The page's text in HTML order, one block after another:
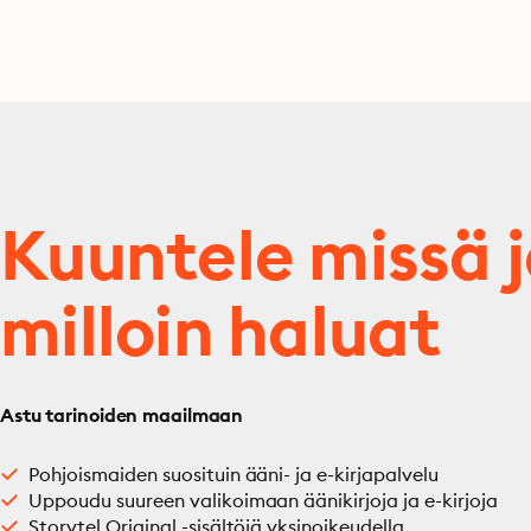
Kuuntele missä
milloin haluat
Astu tarinoiden maailmaan
Pohjoismaiden suosituin ääni- ja e-kirjapalvelu
Uppoudu suureen valikoimaan äänikirjoja ja e-kirjoja
Storytel Original -sisältöjä yksinoikeudella